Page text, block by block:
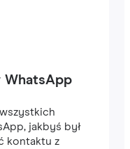
WhatsApp
jakbyś był
kontaktu z